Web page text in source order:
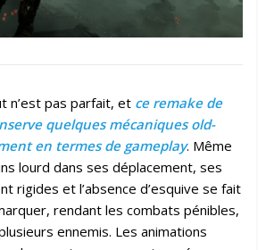
n’est pas parfait, et ce remake de
quelques mécaniques old-
en termes de gameplay. Même
lourd dans ses déplacement, ses
rigides et l’absence d’esquive se fait
rendant les combats pénibles,
ennemis. Les animations